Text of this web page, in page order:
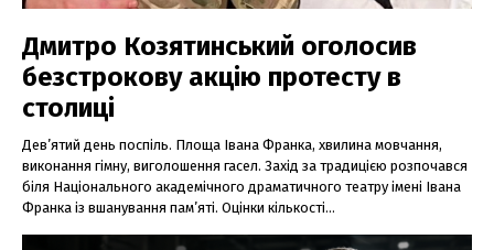
Дмитро Козятинський оголосив
безстрокову акцію протесту в
столиці
Дев’ятий день поспіль. Площа Івана Франка, хвилина мовчання,
виконання гімну, виголошення гасел. Захід за традицією розпочався
біля Національного академічного драматичного театру імені Івана
Франка із вшанування пам’яті. Оцінки кількості...